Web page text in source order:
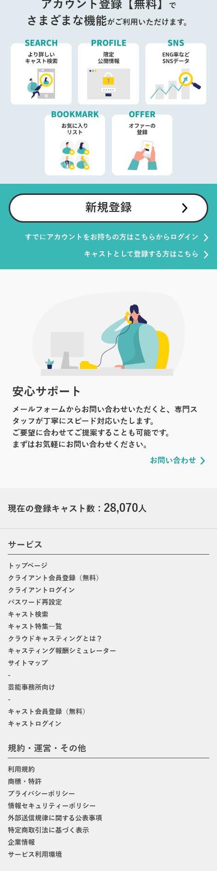
アカウント登録【無料】 で
さまざまな機能がご利用いただけます。
新規登録
すでにアカウントをお持ちの方はこちらからログイン
キャストとして登録する方はこちら
安心サポート
メールフォームからお問い合わせいただくと、専門ス
タッフが丁寧にスピード対応いたします。
ご要望に合わせてご提案することも可能です。
まずはお気軽にお問い合わせください。
お問い合わせ
現在の登録キャスト数： 28,070人
サービス
トップページ
クライアント会員登録（無料）
クライアントログイン
パスワード再設定
キャスト検索
キャスト特集一覧
クラウドキャスティングとは？
キャスティング報酬シミュレーター
サイトマップ
-
芸能事務所向け
-
キャスト会員登録（無料）
キャストログイン
規約・運営・その他
利用規約
商標・特許
プライバシーポリシー
情報セキュリティーポリシー
外部送信規律に関する公表事項
特定商取引法に基づく表示
企業情報
サービス利用環境